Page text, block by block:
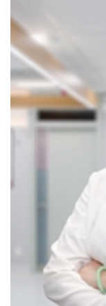
CÁC GÓI TẦM
Chuyên khoa Hô
CarePlus, bên
còn triển khai gói
hiện sớm và điều
Gói tầm soát
– Giúp tăng cơ
Gói tầm soát &
và can thiệp sớm
nhưng có thể
Khi nào bạn nên
Ho kéo dài,
Sổ mũi,
Khàn giọng,